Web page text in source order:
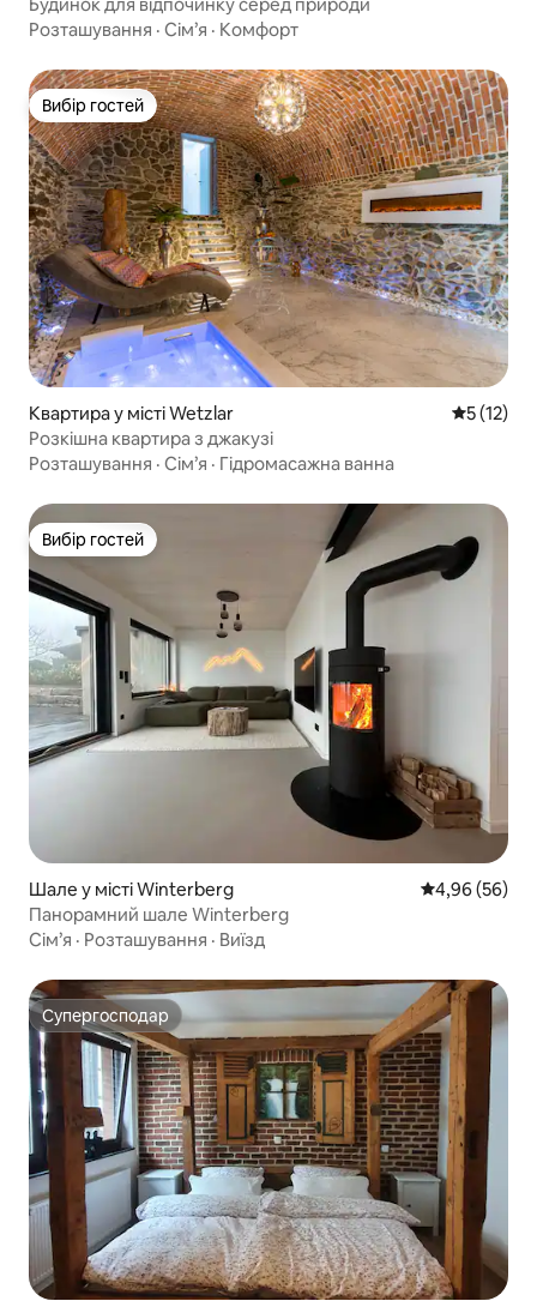
Розташування · Сім’я · Комфорт
Вибір гостей
Вибір гостей
Квартира у місті Wetzlar Середня
5 (12)
Розкішна квартира з джакузі
Розташування · Сім’я · Гідромасажна ванна
Вибір гостей
Вибір гостей
Шале у місті Winterberg Середня
4,96 (56)
Панорамний шале Winterberg
Сім’я · Розташування · Виїзд
Супергосподар
Супергосподар